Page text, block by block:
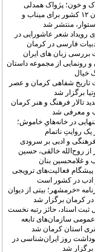
و خون؛ پژواک همدلی
شاعران ۱۲ کشور برای میناب و
منتشر شد
رویداد شعر عاشورایی در
فارسی در کرمان
زبان های ایران
و رونمایی از مجموعه داستان
خیال
شفاهی کرمان و عصر
برگزار شد
تالار فرهنگ و هنر کرمان
و معرفی شد
در خانه‌هایِ خاموش؛
یک روایتِ ناتمام
و ادبی بر سرودی
از روح‌الله خالقی، حسین
و غلامحسین بنان
فعالیت‌های ترویجی
ادب در کشور است
«خرمشهر؛ بیتی از دیوان
کرمان برگزار شد
ثبت اسناد، حائز رتبه نخست
سازمان‌های تابعه
استان کرمان شد
روز ایران‌شناسی در
شد